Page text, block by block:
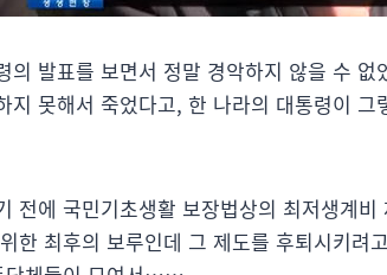
의 발표를 보면서 정말 경악하지 않을 수
지 못해서 죽었다고, 한 나라의 대통령이
전에 국민기초생활 보장법상의 최저생계
한 최후의 보루인데 그 제도를 후퇴시키려